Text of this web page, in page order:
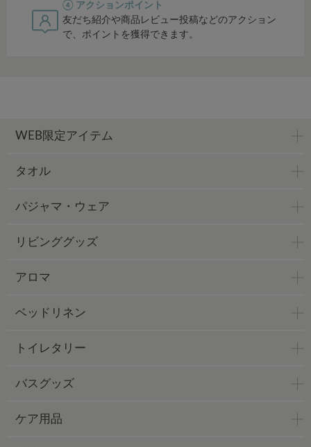
④ アクションポイント
友だち紹介や商品レビュー投稿などのアクション
で、ポイントを獲得できます。
WEB限定アイテム
タオル
パジャマ・ウェア
リビンググッズ
アロマ
ベッドリネン
トイレタリー
バスグッズ
ケア用品